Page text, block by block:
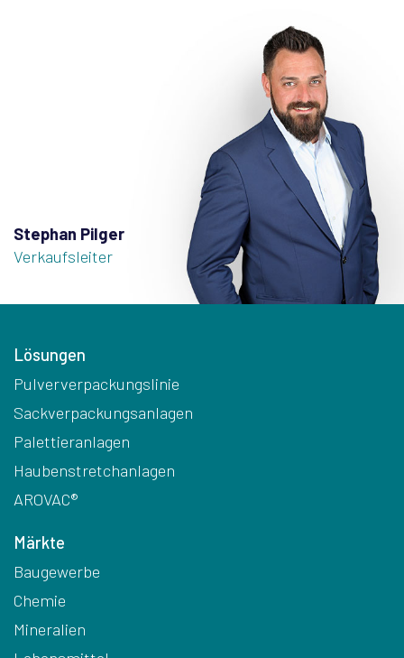
Stephan Pilger
Verkaufsleiter
Lösungen
Pulververpackungslinie
Sackverpackungsanlagen
Palettieranlagen
Haubenstretchanlagen
AROVAC®
Märkte
Baugewerbe
Chemie
Mineralien